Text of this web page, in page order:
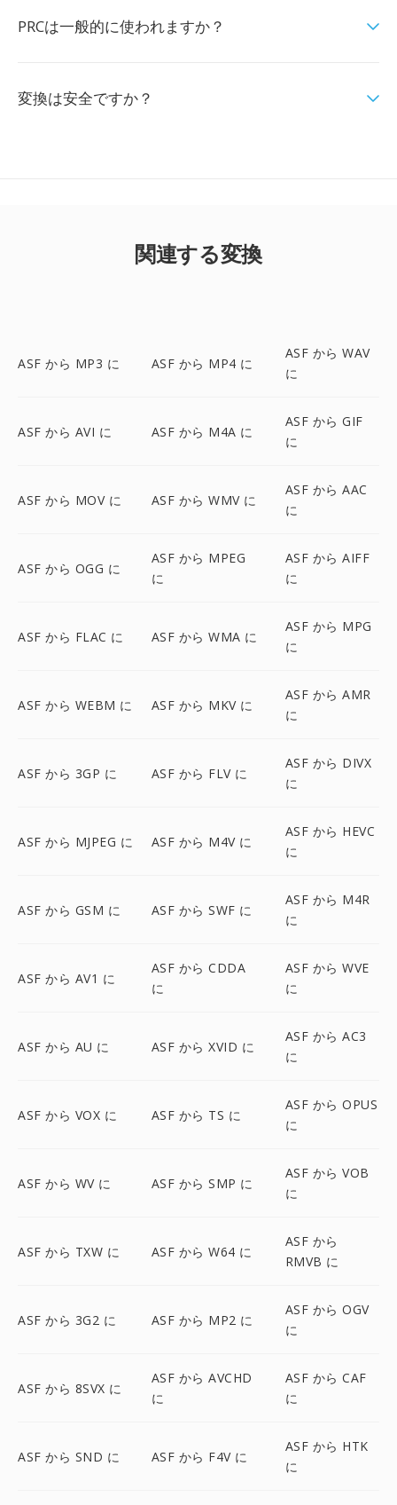
PRCは一般的に使われますか？
変換は安全ですか？
関連する変換
ASF から MP3 に ASF から MP4 に
ASF から WAV
に
ASF から AVI に ASF から M4A に
ASF から GIF
に
ASF から MOV に ASF から WMV に
ASF から AAC
に
ASF から OGG に
ASF から MPEG
に
ASF から AIFF
に
ASF から FLAC に ASF から WMA に
ASF から MPG
に
ASF から WEBM に ASF から MKV に
ASF から AMR
に
ASF から 3GP に ASF から FLV に
ASF から DIVX
に
ASF から MJPEG に ASF から M4V に
ASF から HEVC
に
ASF から GSM に ASF から SWF に
ASF から M4R
に
ASF から AV1 に
ASF から CDDA
に
ASF から WVE
に
ASF から AU に ASF から XVID に
ASF から AC3
に
ASF から VOX に ASF から TS に
ASF から OPUS
に
ASF から WV に ASF から SMP に
ASF から VOB
に
ASF から TXW に ASF から W64 に
ASF から
RMVB に
ASF から 3G2 に ASF から MP2 に
ASF から OGV
に
ASF から 8SVX に
ASF から AVCHD
に
ASF から CAF
に
ASF から SND に ASF から F4V に
ASF から HTK
に